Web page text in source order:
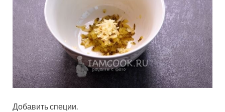
Добавить специи.